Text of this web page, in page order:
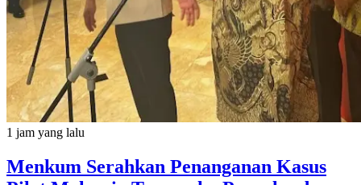
1 jam yang lalu
Menkum Serahkan Penanganan Kasus